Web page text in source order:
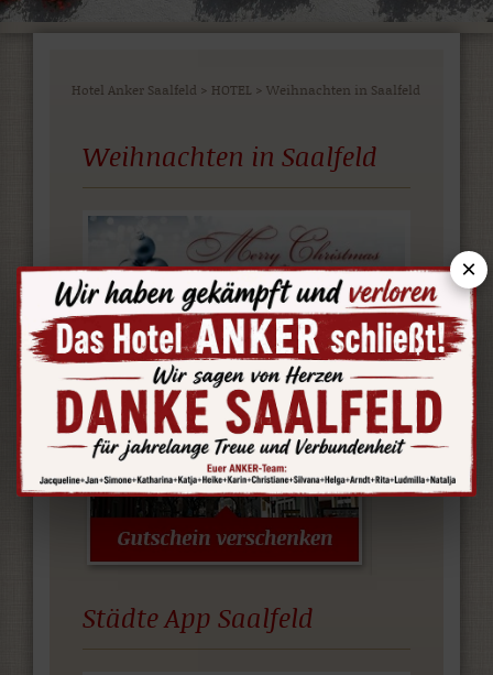
Hotel Anker Saalfeld > HOTEL > Weihnachten in Saalfeld
Weihnachten in Saalfeld
Städte App Saalfeld
×